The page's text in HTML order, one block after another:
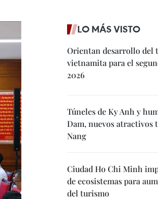
LO MÁS VISTO
Orientan desarrollo del
vietnamita para el
2026
Túneles de Ky Anh y
Dam, nuevos atractivos
Nang
Ciudad Ho Chi Minh
de ecosistemas para
del turismo